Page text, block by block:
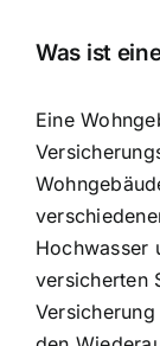
Was ist
Eine
Hochwasser
versicherten